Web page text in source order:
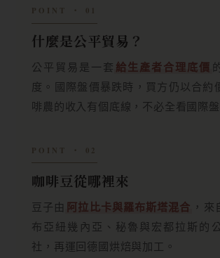
POINT ‧ 01
什麼是公平貿易？
公平貿易是一套 給生產者合理底價
度。國際盤價暴跌時，買方仍以合約
啡農的收入有個底線，不必全看國際
POINT ‧ 02
咖啡豆從哪裡來
豆子由 阿拉比卡與羅布斯塔混合 ，
布亞紐幾內亞、秘魯與宏都拉斯的
社，再運回德國烘焙與加工。